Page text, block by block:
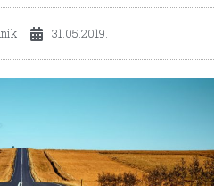
31.05.2019.